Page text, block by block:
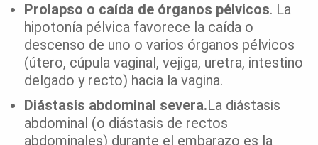
Prolapso o caída de órganos pélvicos. La
hipotonía pélvica favorece la caída o
descenso de uno o varios órganos pélvicos
(útero, cúpula vaginal, vejiga, uretra, intestino
delgado y recto) hacia la vagina.
Diástasis abdominal severa.La diástasis
abdominal (o diástasis de rectos
abdominales) durante el embarazo es la